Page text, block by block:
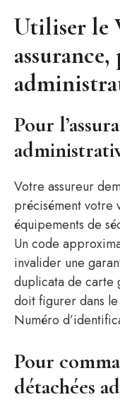
Utiliser le
assurance,
Pour
Votre assureur
précisément votre
équipements de
Un code
invalider une
duplicata de carte
doit figurer dans
Numéro
Pour
détachées